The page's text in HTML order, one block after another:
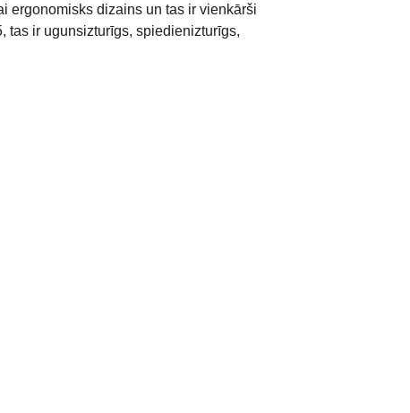
ergonomisks dizains un tas ir vienkārši
tas ir ugunsizturīgs, spiedienizturīgs,